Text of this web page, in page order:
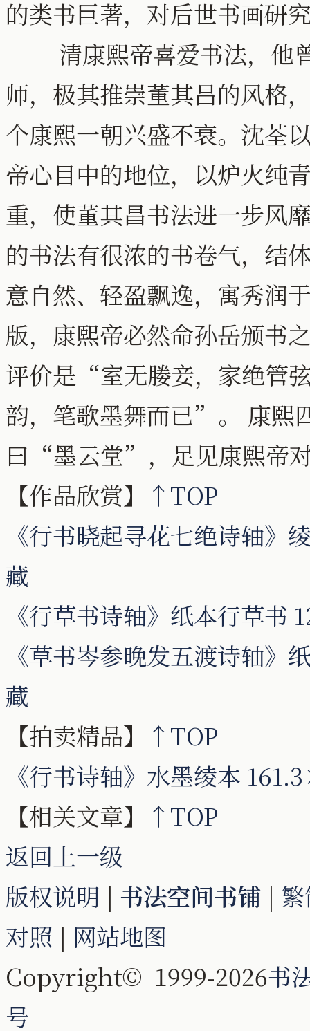
的类书巨著，对后世书画研
清康熙帝喜爱书法，他曾
师，极其推崇董其昌的风格
个康熙一朝兴盛不衰。沈荃
帝心目中的地位，以炉火纯
重，使董其昌书法进一步风
的书法有很浓的书卷气，结
意自然、轻盈飘逸，寓秀润
版，康熙帝必然命孙岳颁书
评价是“室无媵妾，家绝管
韵，笔歌墨舞而已”。 康熙
曰“墨云堂”，足见康熙帝
【作品欣赏】
↑TOP
《行书晓起寻花七绝诗轴
藏
《行草书诗轴》纸本行草
《草书岑参晚发五渡诗轴
藏
【拍卖精品】
↑TOP
《行书诗轴》水墨绫本
【相关文章】
↑TOP
返回上一级
版权说明 | 书法空间书铺 |
对照 | 网站地图
Copyright© 1999-2026书
号